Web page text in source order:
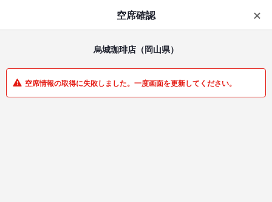
はじめてのアプリ予約で最大1,000円分ポイントもらえる
ダウンロード アプリで開く
一覧 マイメニュー
空席確認
烏城珈琲店 （岡山県）
空席情報の取得に失敗しました。一度画面を更新してください。